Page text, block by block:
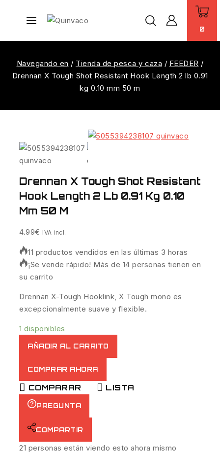
0
Navegando en / Tienda de pesca y caza / FEEDER /
Drennan X Tough Shot Resistant Hook Length 2 lb 0.91
kg 0.10 mm 50 m
Drennan X Tough Shot Resistant
Hook Length 2 Lb 0.91 Kg 0.10
Mm 50 M
4.99€ IVA incl.
11 productos vendidos en las últimas 3 horas
¡Se vende rápido! Más de 14 personas tienen en
su carrito
Drennan X-Tough Hooklink, X Tough mono es
excepcionalmente suave y flexible.
1 disponibles
AÑADIR AL CARRITO
COMPRAR AHORA
COMPARAR LISTA
PREGUNTA
COMPARTIR
21 personas están viendo esto ahora mismo